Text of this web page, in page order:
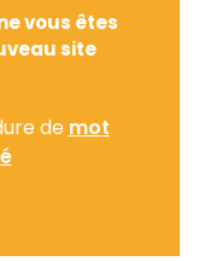
vous êtes
site
de mot